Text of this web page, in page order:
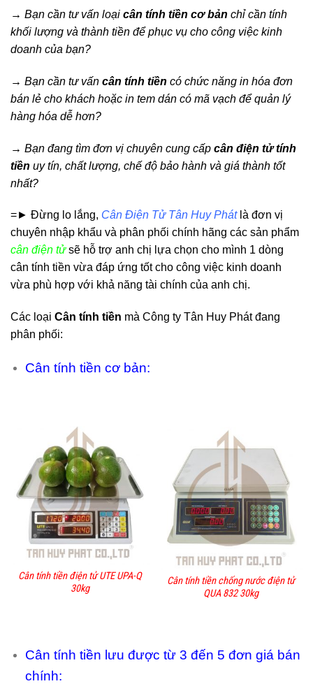
→ Bạn cần tư vấn loại cân tính tiền cơ bản chỉ cần tính
khối lượng và thành tiền để phục vụ cho công việc kinh
doanh của bạn?
→ Bạn cần tư vấn cân tính tiền có chức năng in hóa đơn
bán lẻ cho khách hoặc in tem dán có mã vạch để quản lý
hàng hóa dễ hơn?
→ Bạn đang tìm đơn vị chuyên cung cấp cân điện tử tính
tiền uy tín, chất lượng, chế độ bảo hành và giá thành tốt
nhất?
=► Đừng lo lắng, Cân Điện Tử Tân Huy Phát là đơn vị
chuyên nhập khẩu và phân phối chính hãng các sản phẩm
cân điện tửsẽ hỗ trợ anh chị lựa chọn cho mình 1 dòng
cân tính tiền vừa đáp ứng tốt cho công việc kinh doanh
vừa phù hợp với khả năng tài chính của anh chị.
Các loại Cân tính tiền mà Công ty Tân Huy Phátđang
phân phối:
Cân tính tiền cơ bản:
Cân tính tiền điện tử UTE UPA-Q
30kg
Cân tính tiền chống nước điện tử
QUA 832 30kg
Cân tính tiền lưu được từ 3 đến 5 đơn giá bán
chính: